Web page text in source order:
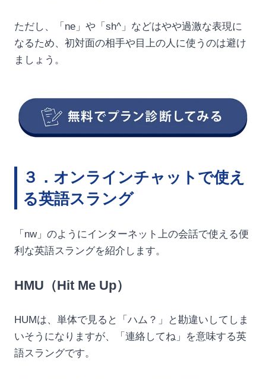
ただし、「ne」や「sh^」などはやや過激な表現に
なるため、初対面の相手や目上の人に使うのは避け
ましょう。
３．オンラインチャットで使え
る英語スラング
「nw」のようにインターネット上の会話で使える便
利な英語スラングを紹介します。
HMU（Hit Me Up）
HUMは、単体で見ると「ハム？」と勘違いしてしま
いそうになりますが、「連絡してね」を意味する英
語スラングです。